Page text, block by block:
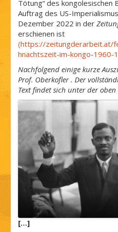
Tötung“ des kongolesischen
Auftrag des US-
Dezember 2022 in der
erschienen ist
(https://zeitungderarbeit.at/
hnachtszeit-im-kongo-1960-
Nachfolgend einige kurze
Prof. Oberkofler . Der
Text findet sich unter der oben
[…]